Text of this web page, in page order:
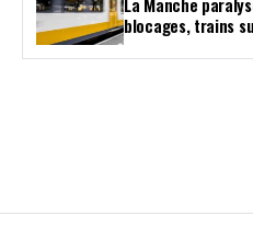
blocages, trains